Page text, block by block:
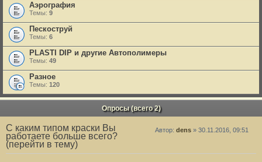
Аэрография
Темы: 9
Пескоструй
Темы: 6
PLASTI DIP и другие Автополимеры
Темы: 49
Разное
Темы: 120
Опросы (всего 2)
Автор: dens» 30.11.2016, 09:51
С каким типом краски Вы
работаете больше всего?
(перейти в тему)